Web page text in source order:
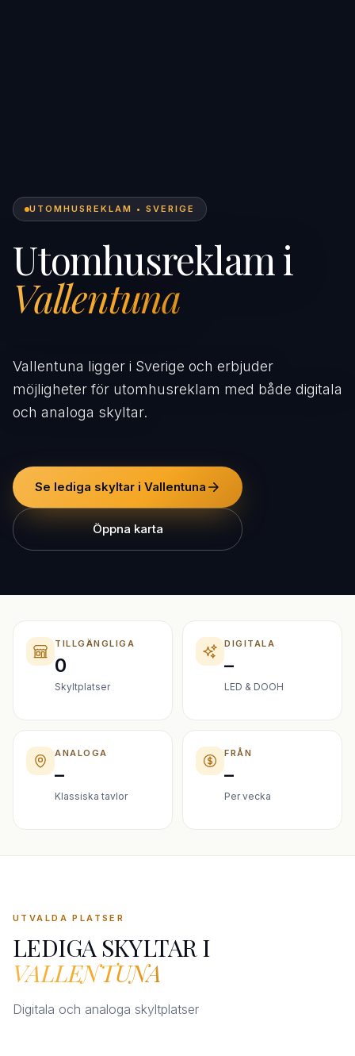
UTOMHUSREKLAM • SVERIGE
Utomhusreklam i
Vallentuna
Vallentuna ligger i Sverige och erbjuder
möjligheter för utomhusreklam med både digitala
och analoga skyltar.
Se lediga skyltar i Vallentuna
Öppna karta
TILLGÄNGLIGA
0
Skyltplatser
DIGITALA
–
LED & DOOH
ANALOGA
–
Klassiska tavlor
FRÅN
–
Per vecka
UTVALDA PLATSER
LEDIGA SKYLTAR I
VALLENTUNA
Digitala och analoga skyltplatser